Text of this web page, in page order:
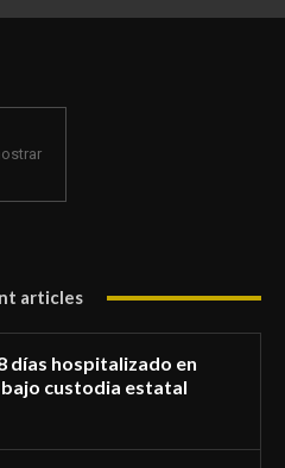
articles
días hospitalizado en
custodia estatal